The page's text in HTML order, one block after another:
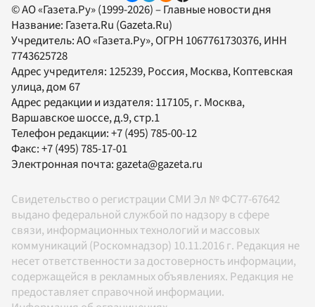
© АО «Газета.Ру» (1999-2026) – Главные новости дня
Название: Газета.Ru (Gazeta.Ru)
Учредитель:АО «Газета.Ру», ОГРН 1067761730376, ИНН
7743625728
Адрес учредителя: 125239, Россия, Москва, Коптевская
улица, дом 67
Адрес редакции и издателя: 117105, г. Москва,
Варшавское шоссе, д.9, стр.1
Телефон редакции:+7 (495) 785-00-12
Факс:+7 (495) 785-17-01
Электронная почта: gazeta@gazeta.ru
Свидетельство о регистрации СМИ Эл № ФС77-67642
выдано федеральной службой по надзору в сфере
связи, информационных технологий и массовых
коммуникаций (Роскомнадзор) 10.11.2016 г. Редакция не
несет ответственности за достоверность информации,
содержащейся в рекламных объявлениях. Редакция не
предоставляет справочной информации.